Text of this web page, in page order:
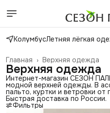
КолумбусЛетняя лёгкая
Верхняя одежда
Главная ›
Верхняя одежда
Интернет-магазин СЕЗОН
модной верхней одежды. В
пальто, куртки и ветровки от
Быстрая доставка по России.
Фильтры